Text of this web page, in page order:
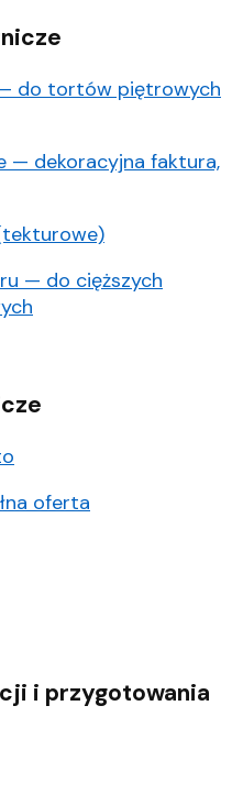
— do tortów piętrowych
— dekoracyjna faktura,
— do cięższych
oferta
i przygotowania